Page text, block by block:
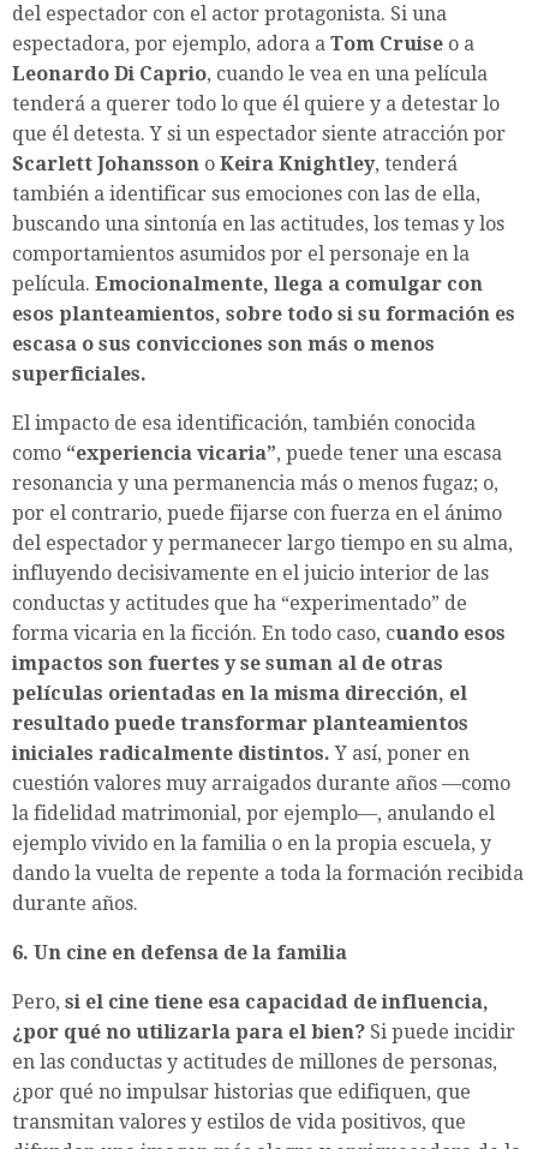
del espectador con el actor protagonista. Si una
espectadora, por ejemplo, adora a Tom Cruise o a
Leonardo Di Caprio, cuando le vea en una película
tenderá a querer todo lo que él quiere y a detestar lo
que él detesta. Y si un espectador siente atracción por
Scarlett Johansson o Keira Knightley, tenderá
también a identificar sus emociones con las de ella,
buscando una sintonía en las actitudes, los temas y los
comportamientos asumidos por el personaje en la
película. Emocionalmente, llega a comulgar con
esos planteamientos, sobre todo si su formación es
escasa o sus convicciones son más o menos
superficiales.
El impacto de esa identificación, también conocida
como “experiencia vicaria”, puede tener una escasa
resonancia y una permanencia más o menos fugaz; o,
por el contrario, puede fijarse con fuerza en el ánimo
del espectador y permanecer largo tiempo en su alma,
influyendo decisivamente en el juicio interior de las
conductas y actitudes que ha “experimentado” de
forma vicaria en la ficción. En todo caso, cuando esos
impactos son fuertes y se suman al de otras
películas orientadas en la misma dirección, el
resultado puede transformar planteamientos
iniciales radicalmente distintos. Y así, poner en
cuestión valores muy arraigados durante años —como
la fidelidad matrimonial, por ejemplo—, anulando el
ejemplo vivido en la familia o en la propia escuela, y
dando la vuelta de repente a toda la formación recibida
durante años.
6. Un cine en defensa de la familia
Pero, si el cine tiene esa capacidad de influencia,
¿por qué no utilizarla para el bien? Si puede incidir
en las conductas y actitudes de millones de personas,
¿por qué no impulsar historias que edifiquen, que
transmitan valores y estilos de vida positivos, que